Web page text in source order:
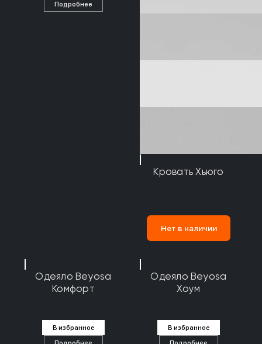
Подробнее
Кровать Хьюго
Нет в наличии
Одеяло Beyosa
Комфорт
В избранное
Одеяло Beyosa
Хоум
В избранное